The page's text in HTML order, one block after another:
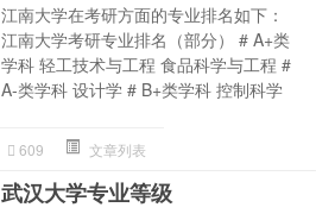
江南大学在考研方面的专业排名如下：
江南大学考研专业排名（部分） # A+类
学科 轻工技术与工程 食品科学与工程 #
A-类学科 设计学 # B+类学科 控制科学
609 文章列表
武汉大学专业等级